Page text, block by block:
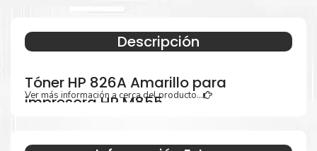
Descripción
Tóner HP 826A Amarillo para
impresora HP M855
Ver más información a cerca del producto...